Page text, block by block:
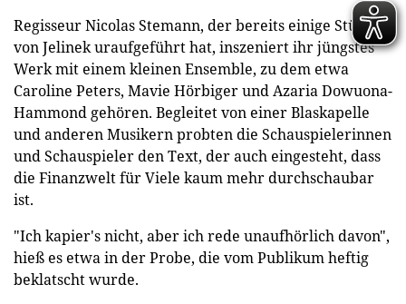
Regisseur Nicolas Stemann, der bereits einige Stücke
von Jelinek uraufgeführt hat, inszeniert ihr jüngstes
Werk mit einem kleinen Ensemble, zu dem etwa
Caroline Peters, Mavie Hörbiger und Azaria Dowuona-
Hammond gehören. Begleitet von einer Blaskapelle
und anderen Musikern probten die Schauspielerinnen
und Schauspieler den Text, der auch eingesteht, dass
die Finanzwelt für Viele kaum mehr durchschaubar
ist.
"Ich kapier's nicht, aber ich rede unaufhörlich davon",
hieß es etwa in der Probe, die vom Publikum heftig
beklatscht wurde.